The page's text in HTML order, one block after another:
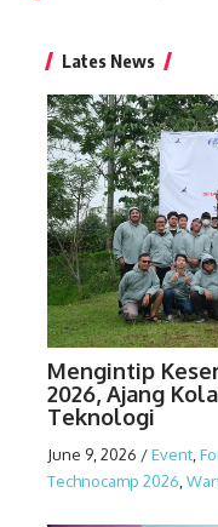
Lates News
Mengintip
2026, Ajang
Teknologi
June 9, 2026 /Event
Technocamp 2026